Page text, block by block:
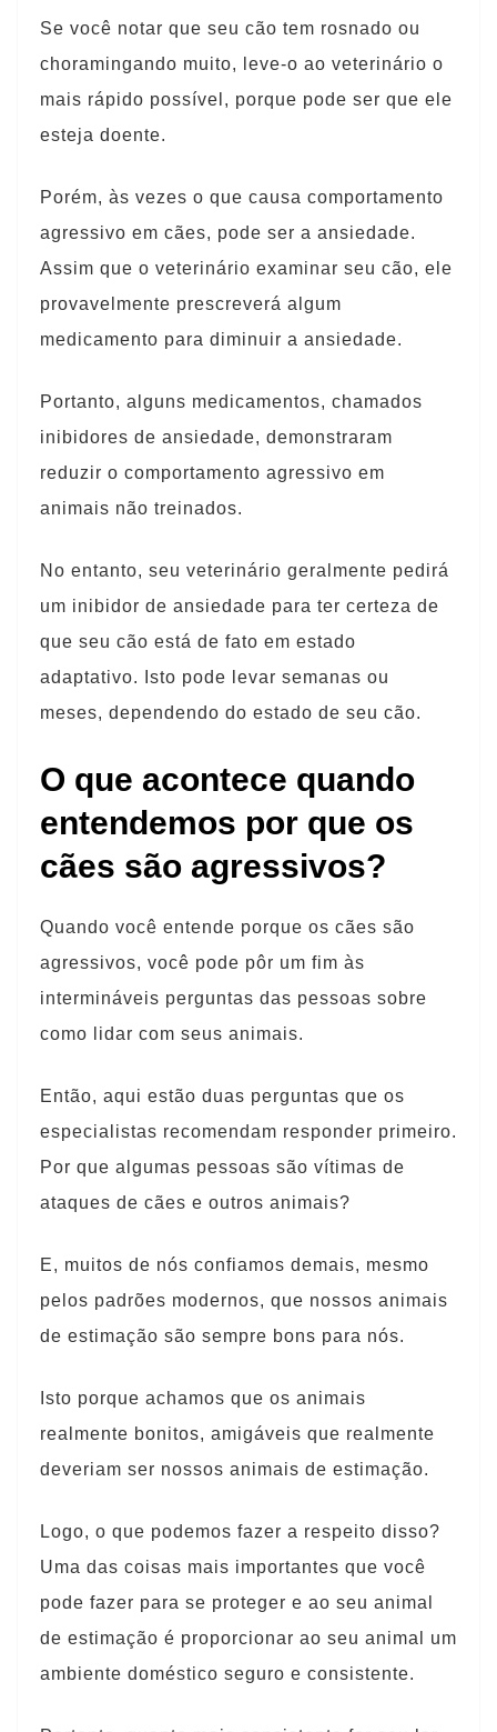
Se você notar que seu cão tem rosnado ou
choramingando muito, leve-o ao veterinário o
mais rápido possível, porque pode ser que ele
esteja doente.
Porém, às vezes o que causa comportamento
agressivo em cães, pode ser a ansiedade.
Assim que o veterinário examinar seu cão, ele
provavelmente prescreverá algum
medicamento para diminuir a ansiedade.
Portanto, alguns medicamentos, chamados
inibidores de ansiedade, demonstraram
reduzir o comportamento agressivo em
animais não treinados.
No entanto, seu veterinário geralmente pedirá
um inibidor de ansiedade para ter certeza de
que seu cão está de fato em estado
adaptativo. Isto pode levar semanas ou
meses, dependendo do estado de seu cão.
O que acontece quando
entendemos por que os
cães são agressivos?
Quando você entende porque os cães são
agressivos, você pode pôr um fim às
intermináveis perguntas das pessoas sobre
como lidar com seus animais.
Então, aqui estão duas perguntas que os
especialistas recomendam responder primeiro.
Por que algumas pessoas são vítimas de
ataques de cães e outros animais?
E, muitos de nós confiamos demais, mesmo
pelos padrões modernos, que nossos animais
de estimação são sempre bons para nós.
Isto porque achamos que os animais
realmente bonitos, amigáveis que realmente
deveriam ser nossos animais de estimação.
Logo, o que podemos fazer a respeito disso?
Uma das coisas mais importantes que você
pode fazer para se proteger e ao seu animal
de estimação é proporcionar ao seu animal um
ambiente doméstico seguro e consistente.